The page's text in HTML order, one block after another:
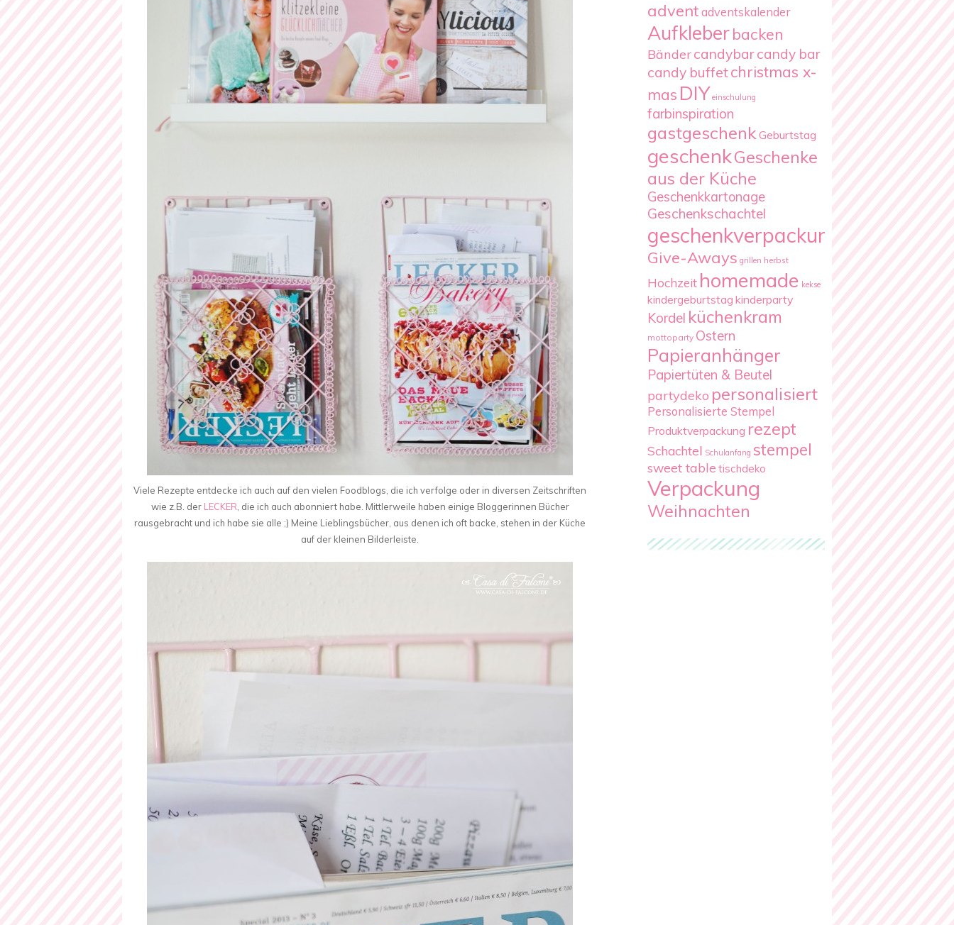
Viele Rezepte entdecke ich auch auf den vielen Foodblogs, die ich verfolge oder in diversen Zeitschriften
wie z.B. der LECKER , die ich auch abonniert habe. Mittlerweile haben einige Bloggerinnen Bücher
rausgebracht und ich habe sie alle ;) Meine Lieblingsbücher, aus denen ich oft backe, stehen in der Küche
auf der kleinen Bilderleiste.
advent adventskalender
Aufkleberbacken
Bändercandybarcandy bar
candy buffetchristmas x-
mas DIY einschulung
farbinspiration
gastgeschenkGeburtstag
geschenkGeschenke
aus der Küche
Geschenkkartonage
Geschenkschachtel
geschenkverpackung
Give-Aways grillen herbst
Hochzeit homemade kekse
kindergeburtstag kinderparty
Kordel küchenkram
mottoparty Ostern
Papieranhänger
Papiertüten & Beutel
partydeko personalisiert
Personalisierte Stempel
Produktverpackung rezept
Schachtel Schulanfang stempel
sweet table tischdeko
Verpackung
Weihnachten